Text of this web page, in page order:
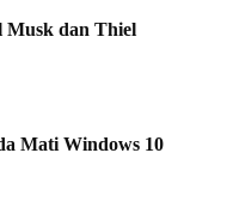
dan Thiel
Mati Windows 10